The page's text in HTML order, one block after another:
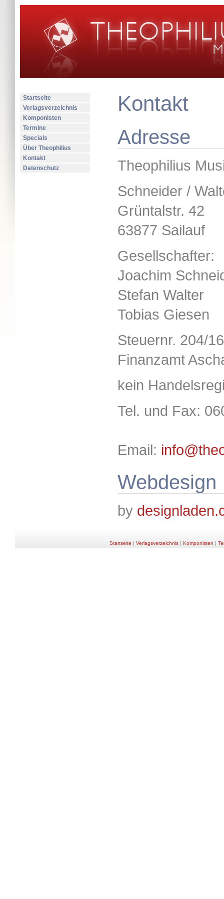
Startseite
Verlagsverzeichnis
Komponisten
Termine
Specials
Über Theophilius
Kontakt
Datenschutz
Kontakt
Adresse
Theophilius
Schneider /
Grüntalstr. 42
63877 Sailauf
Gesellschafter:
Joachim
Stefan Walter
Tobias Giesen
Steuernr. 204/
Finanzamt
kein
Tel. und Fax:
Email:
Webdesign
by
Startseite | Verlagsverzeichnis| Komponisten |